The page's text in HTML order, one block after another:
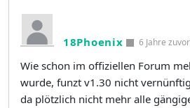
18Phoenix 6 Jahre zuvor
Wie schon im offiziellen Forum
wurde, funzt v1.30 nicht
da plötzlich nicht mehr alle